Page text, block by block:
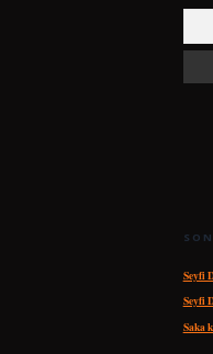
Seyfi
Seyfi
Saka